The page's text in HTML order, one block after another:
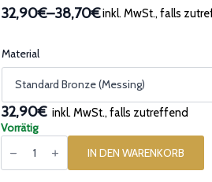
32,90€–38,70€
Preisspanne:
bis
38,70€
inkl. MwSt., falls
Material
32,90€ inkl. MwSt., falls zutreffend
Vorrätig
Matrize
aus
Huhn
IN DEN WARENKORB